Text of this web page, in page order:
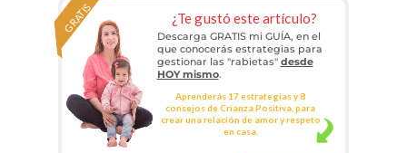
¿Te gustó este artículo?
GRATIS
Descarga GRATIS mi GUÍA, en el
que conocerás estrategias para
gestionar las "rabietas" desde
HOY mismo.
Aprenderás 17 estrategias y 8
consejos de Crianza Positiva, para
crear una relación de amor y respeto
en casa.